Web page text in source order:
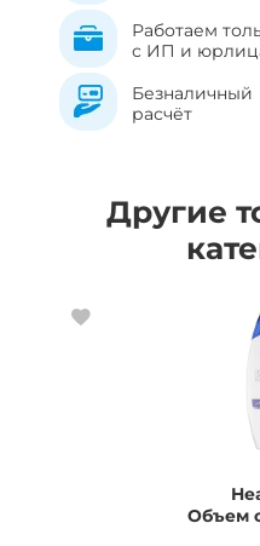
Работаем
с ИП и
Безналичный
расчёт
Другие
Объем